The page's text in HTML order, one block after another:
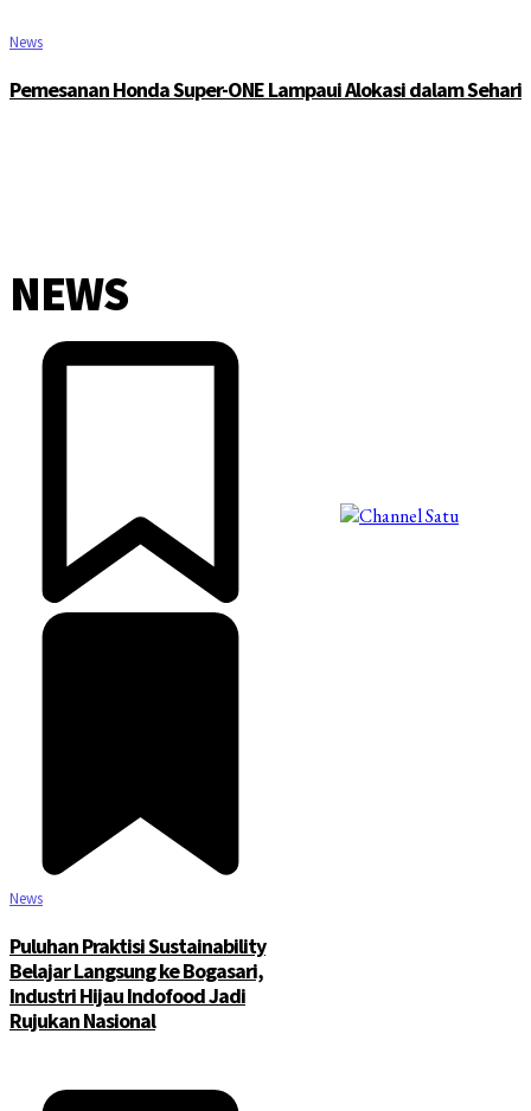
News
Pemesanan Honda Super-ONE Lampaui Alokasi dalam Sehari
NEWS
News
Puluhan Praktisi Sustainability
Belajar Langsung ke Bogasari,
Industri Hijau Indofood Jadi
Rujukan Nasional